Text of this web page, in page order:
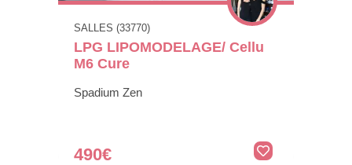
SALLES (33770)
LPG LIPOMODELAGE/ Cellu
M6 Cure
Spadium Zen
490€